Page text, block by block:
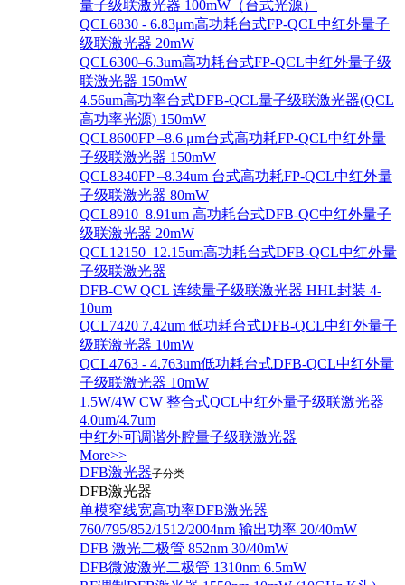
量子级联激光器 100mW（台式光源）
QCL6830 - 6.83μm高功耗台式FP-QCL中红外量子
级联激光器 20mW
QCL6300–6.3um高功耗台式FP-QCL中红外量子级
联激光器 150mW
4.56um高功率台式DFB-QCL量子级联激光器(QCL
高功率光源) 150mW
QCL8600FP –8.6 μm台式高功耗FP-QCL中红外量
子级联激光器 150mW
QCL8340FP –8.34um 台式高功耗FP-QCL中红外量
子级联激光器 80mW
QCL8910–8.91um 高功耗台式DFB-QC中红外量子
级联激光器 20mW
QCL12150–12.15um高功耗台式DFB-QCL中红外量
子级联激光器
DFB-CW QCL 连续量子级联激光器 HHL封装 4-
10um
QCL7420 7.42um 低功耗台式DFB-QCL中红外量子
级联激光器 10mW
QCL4763 - 4.763um低功耗台式DFB-QCL中红外量
子级联激光器 10mW
1.5W/4W CW 整合式QCL中红外量子级联激光器
4.0um/4.7um
中红外可调谐外腔量子级联激光器
More>>
DFB激光器子分类
DFB激光器
单模窄线宽高功率DFB激光器
760/795/852/1512/2004nm 输出功率 20/40mW
DFB 激光二极管 852nm 30/40mW
DFB微波激光二极管 1310nm 6.5mW